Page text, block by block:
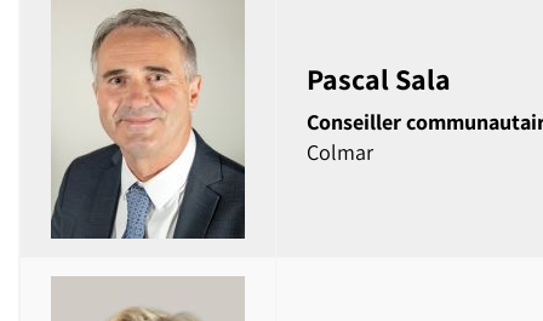
Pascal Sala
Conseiller
Colmar